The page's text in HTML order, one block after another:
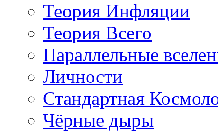
Теория Инфляции
Теория Всего
Параллельные
Личности
Стандартная
Чёрные дыры